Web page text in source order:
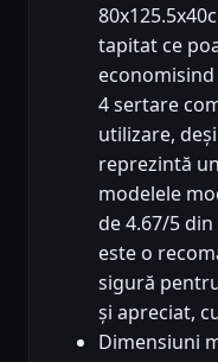
tapitat ce
4 sertare
utilizare,
reprezintă
modelele
de 4.67/5
este o
sigură
și apreciat,
Dimensiuni